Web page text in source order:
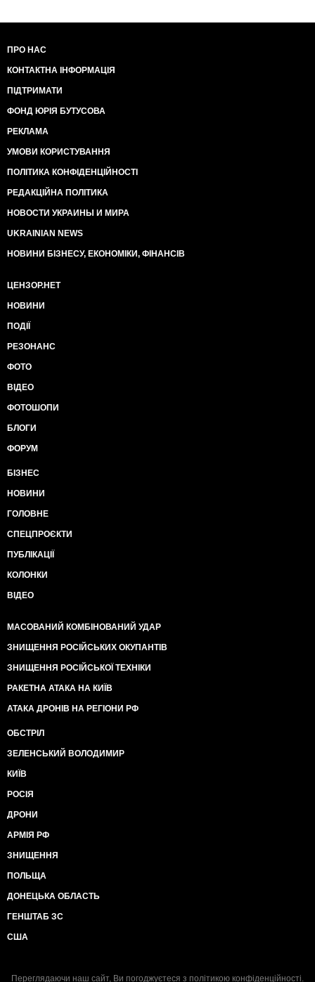
ПРО НАС
КОНТАКТНА ІНФОРМАЦІЯ
ПІДТРИМАТИ
ФОНД ЮРІЯ БУТУСОВА
РЕКЛАМА
УМОВИ КОРИСТУВАННЯ
ПОЛІТИКА КОНФІДЕНЦІЙНОСТІ
РЕДАКЦІЙНА ПОЛІТИКА
НОВОСТИ УКРАИНЫ И МИРА
UKRAINIAN NEWS
НОВИНИ БІЗНЕСУ, ЕКОНОМІКИ, ФІНАНСІВ
ЦЕНЗОР.НЕТ
НОВИНИ
ПОДІЇ
РЕЗОНАНС
ФОТО
ВІДЕО
ФОТОШОПИ
БЛОГИ
ФОРУМ
БІЗНЕС
НОВИНИ
ГОЛОВНЕ
СПЕЦПРОЄКТИ
ПУБЛІКАЦІЇ
КОЛОНКИ
ВІДЕО
МАСОВАНИЙ КОМБІНОВАНИЙ УДАР
ЗНИЩЕННЯ РОСІЙСЬКИХ ОКУПАНТІВ
ЗНИЩЕННЯ РОСІЙСЬКОЇ ТЕХНІКИ
РАКЕТНА АТАКА НА КИЇВ
АТАКА ДРОНІВ НА РЕГІОНИ РФ
ОБСТРІЛ
ЗЕЛЕНСЬКИЙ ВОЛОДИМИР
КИЇВ
РОСІЯ
ДРОНИ
АРМІЯ РФ
ЗНИЩЕННЯ
ПОЛЬЩА
ДОНЕЦЬКА ОБЛАСТЬ
ГЕНШТАБ ЗС
США
Переглядаючи наш сайт, Ви погоджуєтеся з політикою конфіденційності.